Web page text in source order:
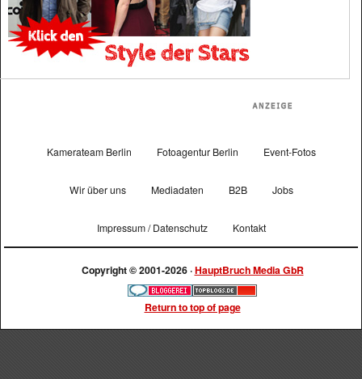
Kamerateam Berlin Fotoagentur Berlin Event-Fotos
Wir über uns Mediadaten B2B Jobs
Impressum / Datenschutz Kontakt
Copyright © 2001-2026 ·HauptBruch Media GbR
Return to top of page